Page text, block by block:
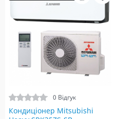
0 Відгук
Кондиціонер Mitsubishi